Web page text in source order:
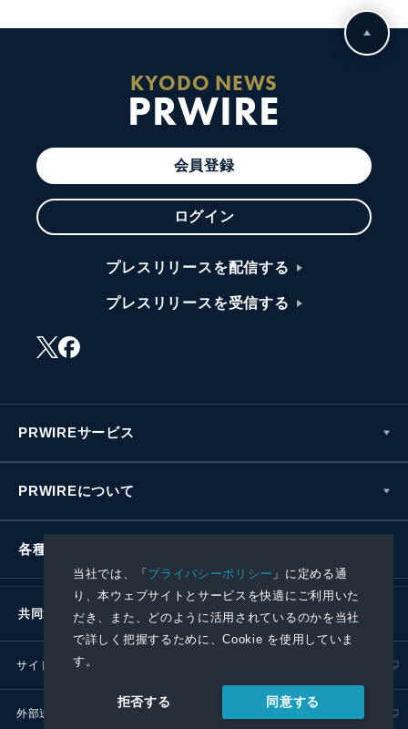
当社では、「プライバシーポリシー 」に定める通
り、本ウェブサイトとサービスを快適にご利用いた
だき、また、どのように活用されているのかを当社
で詳しく把握するために、Cookie を使用していま
す。
拒否する 同意する
KYODO NEWS
PRWIRE
会員登録
ログイン
プレスリリースを配信する
プレスリリースを受信する
PRWIREサービス
PRWIREについて
各種お問い合わせ
共同通信社グループ
サイトポリシー
外部送信ポリシー プレスリリース取扱基準